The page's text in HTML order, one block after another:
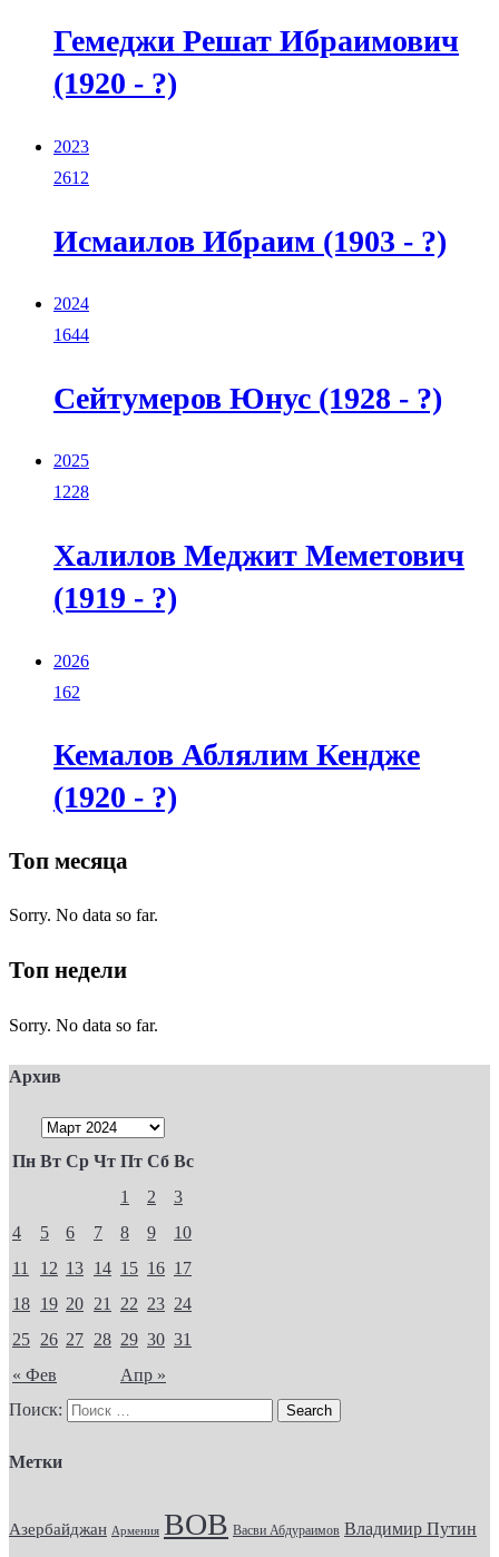
Гемеджи Решат Ибраимович
(1920 - ?)
2023
2612
Исмаилов Ибраим (1903 - ?)
2024
1644
Сейтумеров Юнус (1928 - ?)
2025
1228
Халилов Меджит Меметович
(1919 - ?)
2026
162
Кемалов Аблялим Кендже
(1920 - ?)
Топ месяца
Sorry. No data so far.
Топ недели
Sorry. No data so far.
Архив
Пн Вт Ср Чт Пт Сб Вс
« Фев Апр »
1 2
3
4
5 6 7 8 9
10
11
12 13 14 15 16 17
18 19 20 21 22 23 24
25 26 27 28 29 30 31
Поиск:
Метки
Азербайджан Армения ВОВ Васви Абдураимов Владимир Путин